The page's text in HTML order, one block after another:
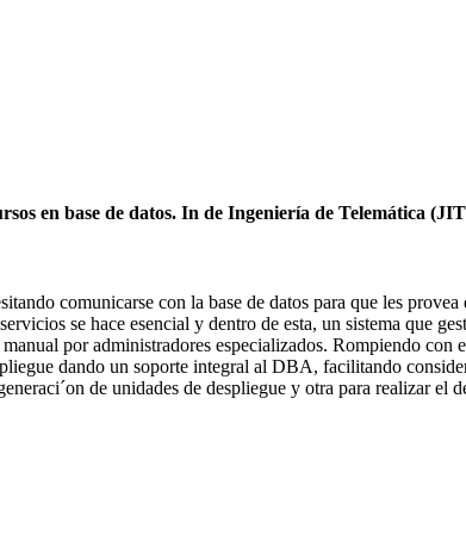
en base de datos. In de Ingeniería de Telemática
comunicarse con la base de datos para que les
se hace esencial y dentro de esta, un sistema que
por administradores especializados. Rompiendo con
dando un soporte integral al DBA, facilitando
de unidades de despliegue y otra para realizar el